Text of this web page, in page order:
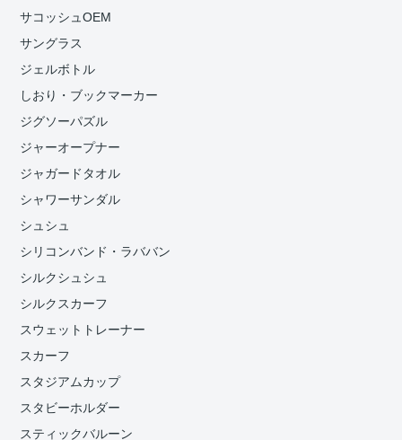
サコッシュOEM
サングラス
ジェルボトル
しおり・ブックマーカー
ジグソーパズル
ジャーオープナー
ジャガードタオル
シャワーサンダル
シュシュ
シリコンバンド・ラババン
シルクシュシュ
シルクスカーフ
スウェットトレーナー
スカーフ
スタジアムカップ
スタビーホルダー
スティックバルーン